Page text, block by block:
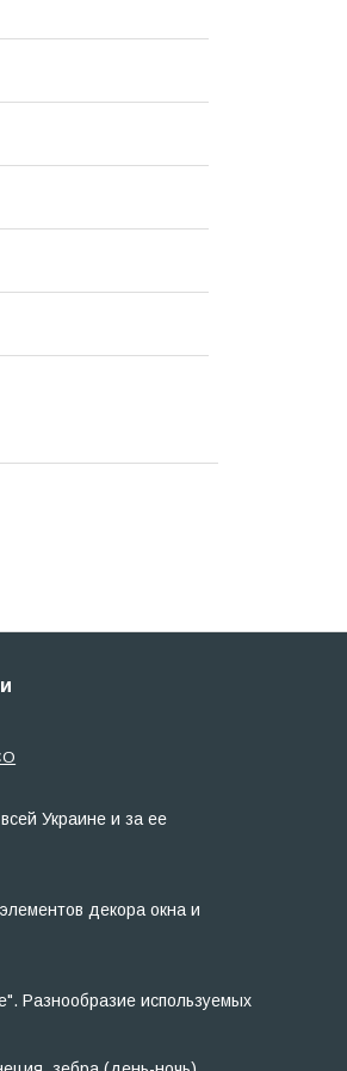
Украине и за ее
декора окна и
Разнообразие используемых